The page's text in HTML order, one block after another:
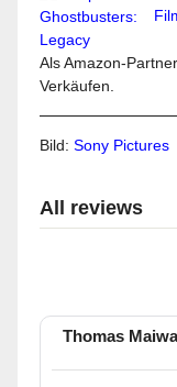
Als Amazon-
Verkäufen.
Bild:Sony Pictures
All reviews
Thomas